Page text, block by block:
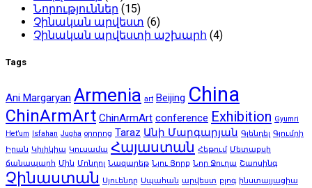
Նորություններ (15)
Չինական արվեստ (6)
Չինական արվեստի աշխարհ (4)
Tags
Ani Margaryan Armenia art Beijing China
ChinArmArt ChinArmArt conference Exhibition Gyumri
Het’um
Isfahan Jugha oրորոց Taraz Անի Մարգարյան Գլենդել Գյումրի
Իրան Կիլիկիա Կուսամա Հայաստան Հեթում Մետաքսի
ճանապարհ Մին Մոնղոլ Նազարեթ Նյու Յորք Նոր Ջուղա Շաոսինգ
Չինաստան Սյուենդը Սպահան արվեստ բլոգ ինստալյացիա